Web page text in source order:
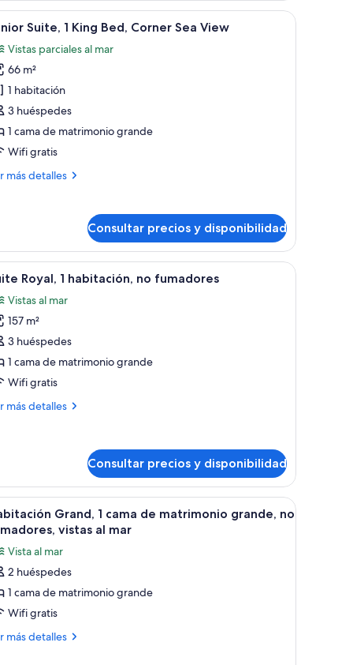
ventanal corredera que da a un balcón con vista al mar. Hay dos
Un dormitorio amplio con una cama
7 Suite, 1 King Bed, Corner Sea View
Vistas parciales al mar
66 m²
1 habitación
3 huéspedes
1 cama de matrimonio grande
Wifi gratis
más detalles
Consultar precios y disponibilidad
mesa de comedor redonda y una zona de estar acogedora.
una zona de estar con una silla y reposapiés, un escritorio y vistas a
Un amplio espacio al aire libre con vista al
11 Royal, 1 habitación, no fumadores
Vistas al mar
157 m²
3 huéspedes
1 cama de matrimonio grande
Wifi gratis
más detalles
Consultar precios y disponibilidad
mesa de comedor redonda y una zona de estar acogedora.
mesitas de noche, una silla y un armario de madera.
Un dormitorio amplio con una cama
3
Grand, 1 cama de matrimonio grande, no
vistas al mar
Vista al mar
2 huéspedes
1 cama de matrimonio grande
Wifi gratis
más detalles